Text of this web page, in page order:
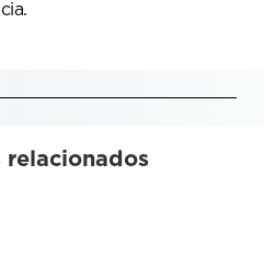
relacionados